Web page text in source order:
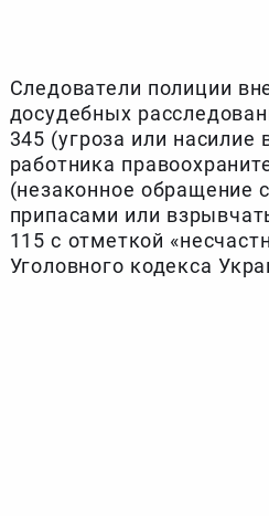
Следователи полиции
досудебных
345 (угроза или насилие
работника
(незаконное обращение
припасами или
115 с отметкой
Уголовного кодекса